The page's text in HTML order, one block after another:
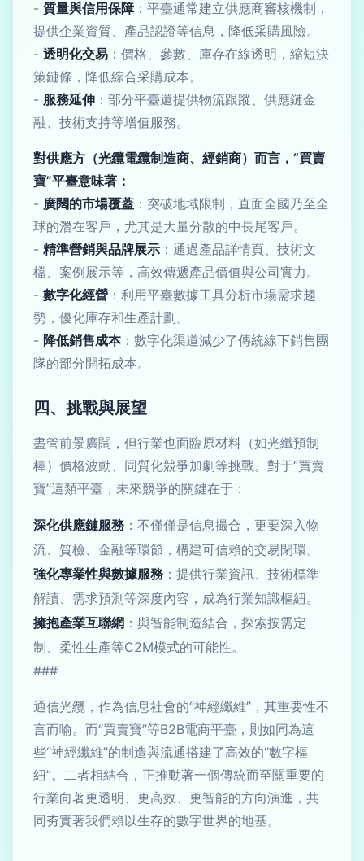
- 質量與信用保障：平臺通常建立供應商審核機制，
提供企業資質、產品認證等信息，降低采購風險。
- 透明化交易 ：價格、參數、庫存在線透明，縮短決
策鏈條，降低綜合采購成本。
- 服務延伸 ：部分平臺還提供物流跟蹤、供應鏈金
融、技術支持等增值服務。
對供應方（光纜電纜制造商、經銷商）而言，“買賣
寶”平臺意味著：
- 廣闊的市場覆蓋 ：突破地域限制，直面全國乃至全
球的潛在客戶，尤其是大量分散的中長尾客戶。
- 精準營銷與品牌展示 ：通過產品詳情頁、技術文
檔、案例展示等，高效傳遞產品價值與公司實力。
- 數字化經營 ：利用平臺數據工具分析市場需求趨
勢，優化庫存和生產計劃。
- 降低銷售成本：數字化渠道減少了傳統線下銷售團
隊的部分開拓成本。
四、挑戰與展望
盡管前景廣闊，但行業也面臨原材料（如光纖預制
棒）價格波動、同質化競爭加劇等挑戰。對于“買賣
寶”這類平臺，未來競爭的關鍵在于：
深化供應鏈服務 ：不僅僅是信息撮合，更要深入物
流、質檢、金融等環節，構建可信賴的交易閉環。
強化專業性與數據服務 ：提供行業資訊、技術標準
解讀、需求預測等深度內容，成為行業知識樞紐。
擁抱產業互聯網 ：與智能制造結合，探索按需定
制、柔性生產等C2M模式的可能性。
###
通信光纜，作為信息社會的“神經纖維”，其重要性不
言而喻。而“買賣寶”等B2B電商平臺，則如同為這
些“神經纖維”的制造與流通搭建了高效的“數字樞
紐”。二者相結合，正推動著一個傳統而至關重要的
行業向著更透明、更高效、更智能的方向演進，共
同夯實著我們賴以生存的數字世界的地基。